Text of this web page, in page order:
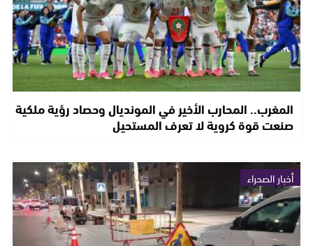
المغرب.. المحارب الأخير في المونديال وحصاد رؤية ملكية
صنعت قوة كروية لا تعرف المستحيل
أخبار الصحراء